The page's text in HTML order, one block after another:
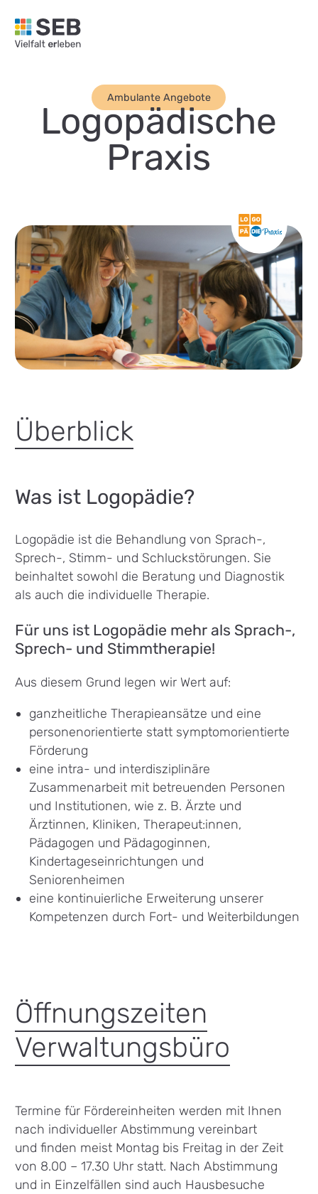
SEB Leipzig, Vielfalt erleben - zur Startseite
Ambulante Angebote
Logopädische
Praxis
Überblick
Was ist Logopädie?
Logopädie ist die Behandlung von Sprach-,
Sprech-, Stimm- und Schluckstörungen. Sie
beinhaltet sowohl die Beratung und Diagnostik
als auch die individuelle Therapie.
Für uns ist Logopädie mehr als Sprach-,
Sprech- und Stimmtherapie!
Aus diesem Grund legen wir Wert auf:
ganzheitliche Therapieansätze und eine
personenorientierte statt symptomorientierte
Förderung
eine intra- und interdisziplinäre
Zusammenarbeit mit betreuenden Personen
und Institutionen, wie z. B. Ärzte und
Ärztinnen, Kliniken, Therapeut:innen,
Pädagogen und Pädagoginnen,
Kindertageseinrichtungen und
Seniorenheimen
eine kontinuierliche Erweiterung unserer
Kompetenzen durch Fort- und Weiterbildungen
Öffnungszeiten
Verwaltungsbüro
Termine für Fördereinheiten werden mit Ihnen
nach individueller Abstimmung vereinbart
und finden meist Montag bis Freitag in der Zeit
von 8.00 – 17.30 Uhr statt. Nach Abstimmung
und in Einzelfällen sind auch Hausbesuche